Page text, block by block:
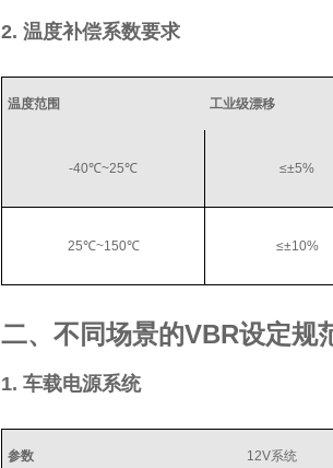
2. 温度补偿系数要求
温度范围 工业级漂移
-40℃~25℃ ≤±5%
25℃~150℃ ≤±10%
二、不同场景的VBR设定规
1. 车载电源系统
参数 12V系统